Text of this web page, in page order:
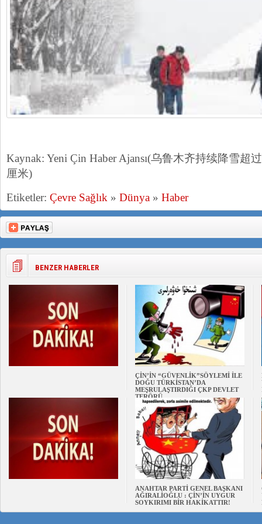
Kaynak: Yeni Çin Haber Ajansı(乌鲁木齐持续降雪超
厘米)
Etiketler: Çevre Sağlık » Dünya » Haber
BENZER HABERLER
ÇİN’İN “GÜVENLİK”SÖYLEMİ İLE
DOĞU TÜRKİSTAN’DA
MEŞRULAŞTIRDIĞI ÇKP DEVLET
TERÖRÜ
ANAHTAR PARTİ GENEL BAŞKANI
AĞIRALİOĞLU : ÇİN’İN UYGUR
SOYKIRIMI BİR HAKİKATTIR!